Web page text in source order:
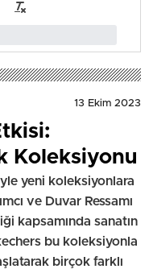
13 Ekim 2023
Koleksiyonu
yeni koleksiyonlara
ve Duvar Ressamı
kapsamında sanatın
bu koleksiyonla
birçok farklı